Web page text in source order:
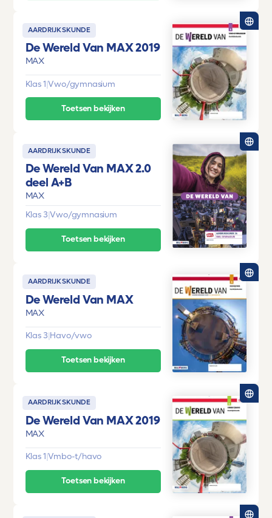
AARDRIJKSKUNDE
De Wereld Van MAX 2019
MAX
Klas 1|Vwo/gymnasium
Toetsen bekijken
AARDRIJKSKUNDE
De Wereld Van MAX 2.0
deel A+B
MAX
Klas 3|Vwo/gymnasium
Toetsen bekijken
AARDRIJKSKUNDE
De Wereld Van MAX
MAX
Klas 3|Havo/vwo
Toetsen bekijken
AARDRIJKSKUNDE
De Wereld Van MAX 2019
MAX
Klas 1|Vmbo-t/havo
Toetsen bekijken